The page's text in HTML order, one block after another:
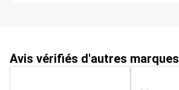
Avis vérifiés d'autres marques